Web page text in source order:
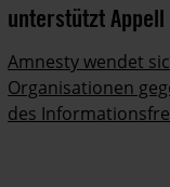
unterstützt Appell
Amnesty wendet
Organisationen
des